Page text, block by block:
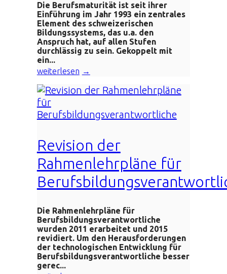
Die Berufsmaturität ist seit ihrer
Einführung im Jahr 1993 ein zentrales
Element des schweizerischen
Bildungssystems, das u.a. den
Anspruch hat, auf allen Stufen
durchlässig zu sein. Gekoppelt mit
ein...
weiterlesen
Revision der
Rahmenlehrpläne für
Die Rahmenlehrpläne für
Berufsbildungsverantwortliche
wurden 2011 erarbeitet und 2015
revidiert. Um den Herausforderungen
der technologischen Entwicklung für
Berufsbildungsverantwortliche besser
gerec...